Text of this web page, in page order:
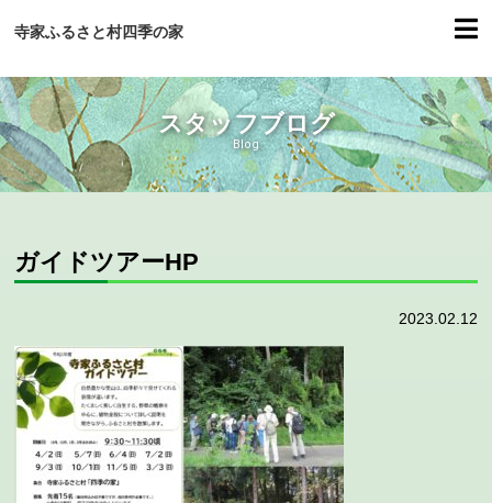
寺家ふるさと村四季の家
スタッフブログ
Blog
ガイドツアーHP
2023.02.12